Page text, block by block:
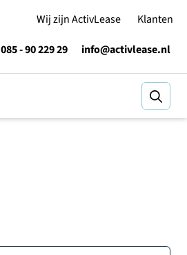
Wij zijn ActivLease
Klanten
085 - 90 229 29 info@activlease.nl